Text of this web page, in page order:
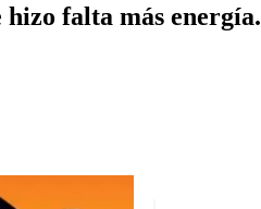
hizo falta más energía.